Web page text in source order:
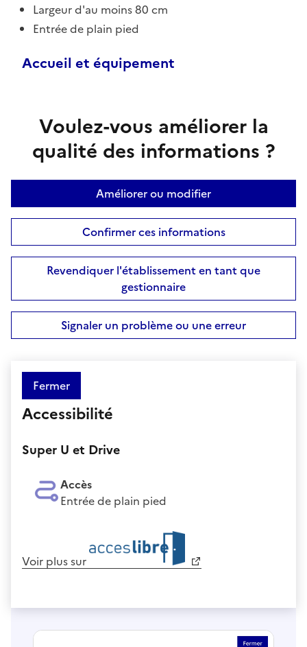
Largeur d'au moins 80 cm
Entrée de plain pied
Accueil et équipement
Voulez-vous améliorer la
qualité des informations ?
Améliorer ou modifier
Confirmer ces informations
Revendiquer l'établissement en tant que
gestionnaire
Signaler un problème ou une erreur
Fermer
Accessibilité
Super U et Drive
Accès
Entrée de plain pied
Voir plus sur